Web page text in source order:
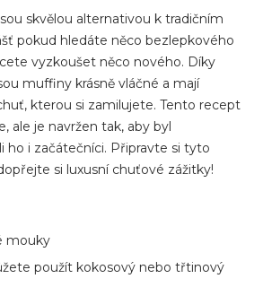
skvělou alternativou k tradičním
pokud hledáte něco bezlepkového
vyzkoušet něco nového. Díky
muffiny krásně vláčné a mají
kterou si zamilujete. Tento recept
ale je navržen tak, aby byl
ho i začátečníci. Připravte si tyto
si luxusní chuťové zážitky!
mouky
použít kokosový nebo třtinový